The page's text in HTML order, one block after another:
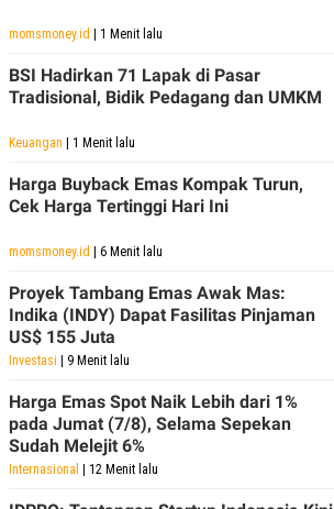
momsmoney.id | 1 Menit lalu
BSI Hadirkan 71 Lapak di Pasar
Tradisional, Bidik Pedagang dan UMKM
Keuangan | 1 Menit lalu
Harga Buyback Emas Kompak Turun,
Cek Harga Tertinggi Hari Ini
momsmoney.id | 6 Menit lalu
Proyek Tambang Emas Awak Mas:
Indika (INDY) Dapat Fasilitas Pinjaman
US$ 155 Juta
Investasi | 9 Menit lalu
Harga Emas Spot Naik Lebih dari 1%
pada Jumat (7/8), Selama Sepekan
Sudah Melejit 6%
Internasional | 12 Menit lalu